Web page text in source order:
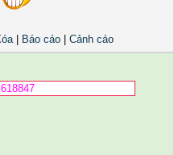
| Báo cáo Cảnh cáo